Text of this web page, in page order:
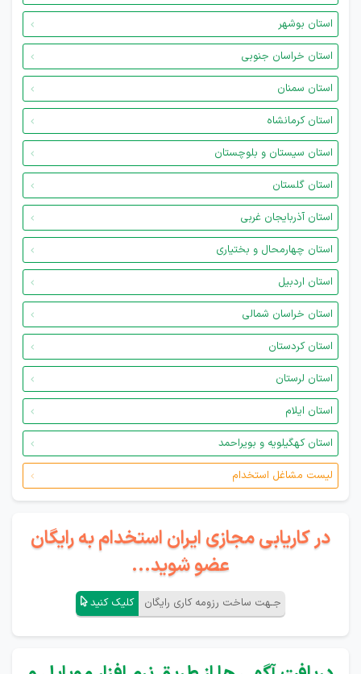
استان بوشهر
استان خراسان جنوبی
استان سمنان
استان کرمانشاه
استان سیستان و بلوچستان
استان گلستان
استان آذربایجان غربی
استان چهارمحال و بختیاری
استان اردبیل
استان خراسان شمالی
استان کردستان
استان لرستان
استان ایلام
استان کهگیلویه و بویراحمد
لیست مشاغل استخدام
در کاریابی مجازی ایران استخدام به رایگان
عضو شوید...
جـهت ساخت رزومه کاری رایگان کلیک کنید